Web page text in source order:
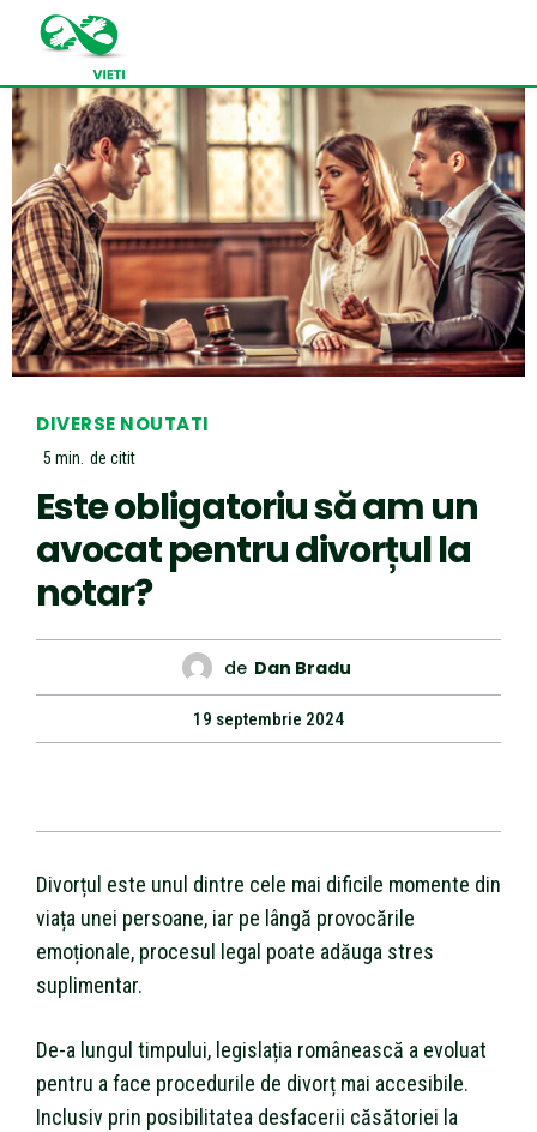
DIVERSE NOUTATI
5 min. de citit
Este obligatoriu să am un
avocat pentru divorțul la
notar?
de Dan Bradu
19 septembrie 2024
Divorțul este unul dintre cele mai dificile momente din
viața unei persoane, iar pe lângă provocările
emoționale, procesul legal poate adăuga stres
suplimentar.
De-a lungul timpului, legislația românească a evoluat
pentru a face procedurile de divorț mai accesibile.
Inclusiv prin posibilitatea desfacerii căsătoriei la